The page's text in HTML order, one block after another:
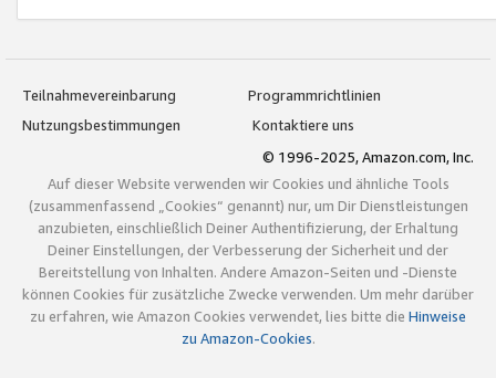
Teilnahmevereinbarung
Programmrichtlinien
Nutzungsbestimmungen
Kontaktiere uns
© 1996-2025, Amazon.com, Inc.
Auf dieser Website verwenden wir Cookies und ähnliche Tools
(zusammenfassend „Cookies“ genannt) nur, um Dir Dienstleistungen
anzubieten, einschließlich Deiner Authentifizierung, der Erhaltung
Deiner Einstellungen, der Verbesserung der Sicherheit und der
Bereitstellung von Inhalten. Andere Amazon-Seiten und -Dienste
können Cookies für zusätzliche Zwecke verwenden. Um mehr darüber
zu erfahren, wie Amazon Cookies verwendet, lies bitte die Hinweise
zu Amazon-Cookies.